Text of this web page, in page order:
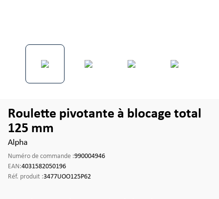
Roulette pivotante à blocage total
125 mm
Alpha
Numéro de commande :990004946
EAN:4031582050196
Réf. produit :3477UOO125P62